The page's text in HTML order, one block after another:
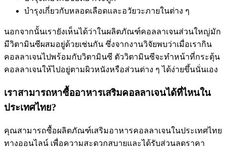
บำรุงเกี่ยวกับหลอดเลือดและอวัยวะภายในต่าง ๆ
นอกจากนั้นเรายังเห็นได้ว่าในผลิตภัณฑ์คอลลาเจนส่วนใหญ่มัก
มีวิตามินซีผสมอยู่ด้วยเช่นกัน ซึ่งจากงานวิจัยพบว่าเมื่อเรากิน
คอลลาเจนไปพร้อมกับวิตามินซี ตัววิตามินซีจะทำหน้าที่กระตุ้น
คอลลาเจนให้ไปอยู่ตามผิวหนังหรือส่วนต่าง ๆ ได้ง่ายขึ้นนั่นเอง
เราสามารถหาซื้ออาหารเสริมคอลลาเจนได้ที่ไหนใน
ประเทศไทย?
คุณสามารถซื้อผลิตภัณฑ์เสริมอาหารคอลลาเจนในประเทศไทย
ทางออนไลน์ เพื่อความสะดวกสบายและได้รับส่วนลดราคา